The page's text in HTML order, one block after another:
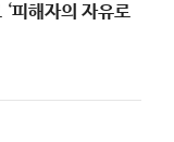
‘피해자의 자유로